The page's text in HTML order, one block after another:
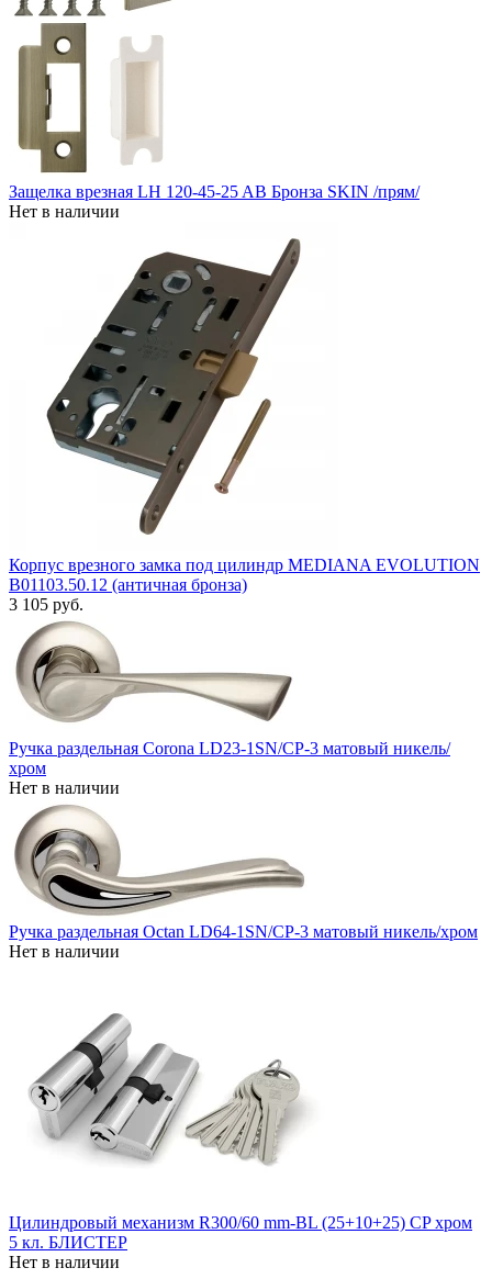
Защелка врезная LH 120-45-25 AB Бронза SKIN /прям/
Нет в наличии
Корпус врезного замка под цилиндр MEDIANA EVOLUTION
B01103.50.12 (античная бронза)
3 105 руб.
Ручка раздельная Corona LD23-1SN/CP-3 матовый никель/
хром
Нет в наличии
Ручка раздельная Octan LD64-1SN/CP-3 матовый никель/хром
Нет в наличии
Цилиндровый механизм R300/60 mm-BL (25+10+25) CP хром
5 кл. БЛИСТЕР
Нет в наличии